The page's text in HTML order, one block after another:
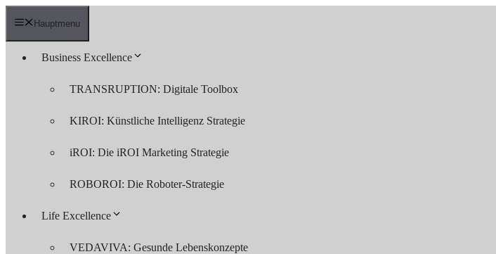
Zum
Inhalt Hauptmenu
Business Excellence
TRANSRUPTION: Digitale Toolbox
KIROI: Künstliche Intelligenz Strategie
iROI: Die iROI Marketing Strategie
ROBOROI: Die Roboter-Strategie
Life Excellence
VEDAVIVA: Gesunde Lebenskonzepte